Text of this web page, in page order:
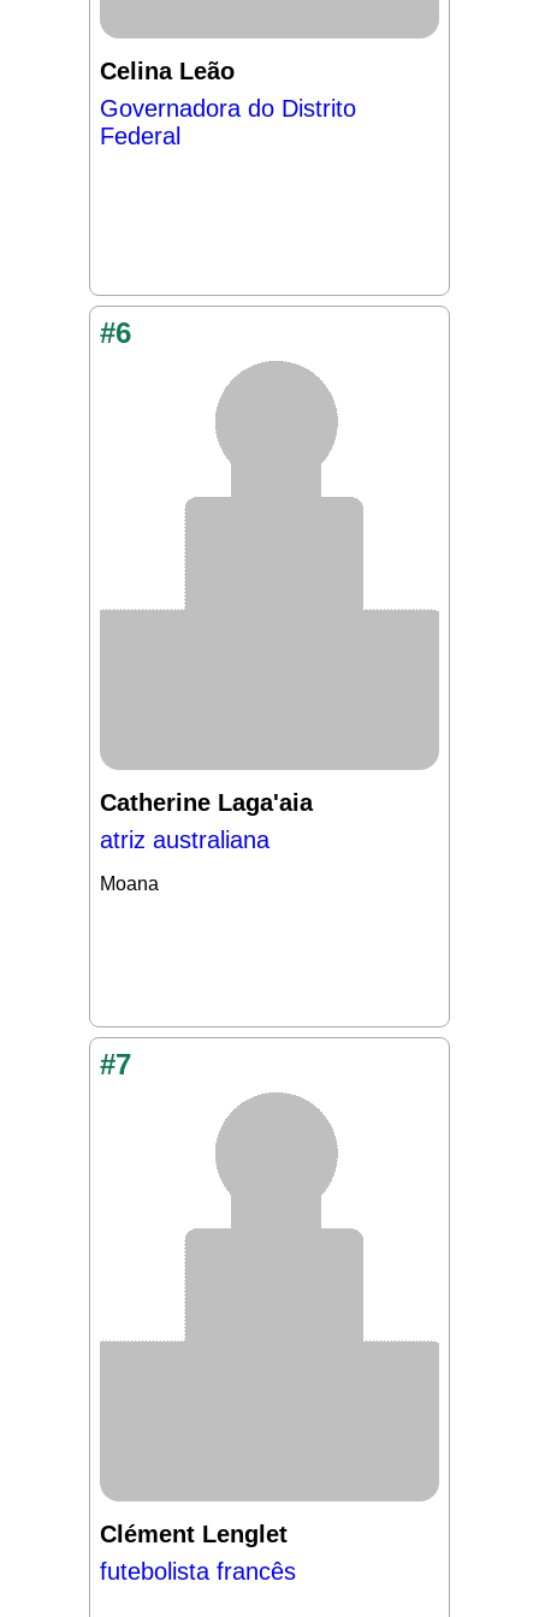
Celina Leão
Governadora do Distrito
Federal
#6
Catherine Laga'aia
atriz australiana
Moana
#7
Clément Lenglet
futebolista francês